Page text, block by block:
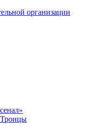
организации